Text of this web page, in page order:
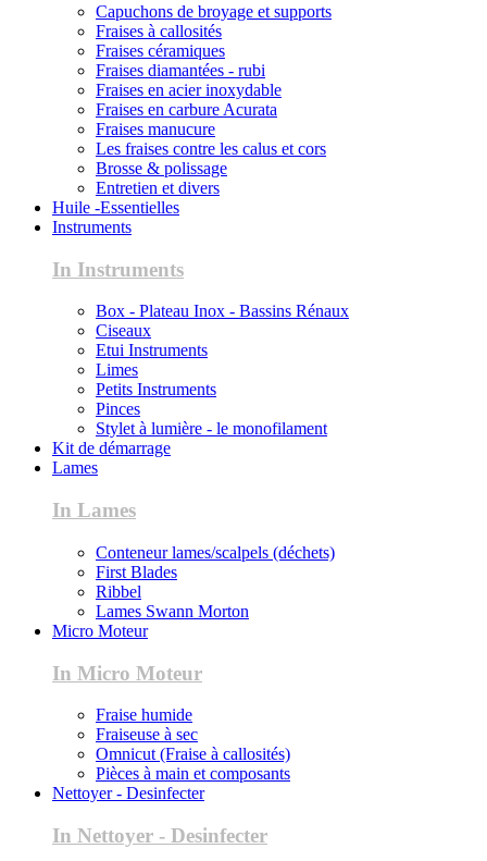
Capuchons de broyage et supports
Fraises à callosités
Fraises céramiques
Fraises diamantées - rubi
Fraises en acier inoxydable
Fraises en carbure Acurata
Fraises manucure
Les fraises contre les calus et cors
Brosse & polissage
Entretien et divers
Huile -Essentielles
Instruments
In Instruments
Box - Plateau Inox - Bassins Rénaux
Ciseaux
Etui Instruments
Limes
Petits Instruments
Pinces
Stylet à lumière - le monofilament
Kit de démarrage
Lames
In Lames
Conteneur lames/scalpels (déchets)
First Blades
Ribbel
Lames Swann Morton
Micro Moteur
In Micro Moteur
Fraise humide
Fraiseuse à sec
Omnicut (Fraise à callosités)
Pièces à main et composants
Nettoyer - Desinfecter
In Nettoyer - Desinfecter